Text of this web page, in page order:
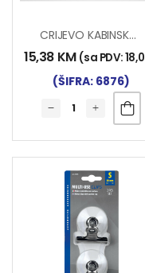
CRIJEVO KABINSKO 5M UNIVERZALNO
15,38 KM (sa PDV:18,00
(ŠIFRA: 6876)